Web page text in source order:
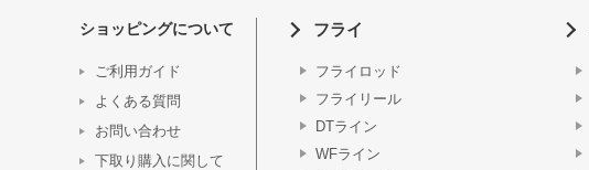
ショッピングについて
ご利用ガイド
よくある質問
お問い合わせ
下取り購入に関して
フライ
フライロッド
フライリール
DTライン
WFライン